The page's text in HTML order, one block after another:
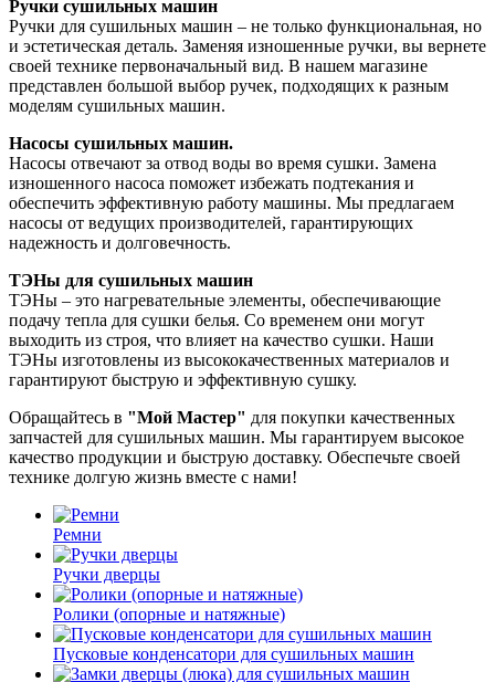
Ручки сушильных машин
Ручки для сушильных машин – не только функциональная, но
и эстетическая деталь. Заменяя изношенные ручки, вы вернете
своей технике первоначальный вид. В нашем магазине
представлен большой выбор ручек, подходящих к разным
моделям сушильных машин.
Насосы сушильных машин.
Насосы отвечают за отвод воды во время сушки. Замена
изношенного насоса поможет избежать подтекания и
обеспечить эффективную работу машины. Мы предлагаем
насосы от ведущих производителей, гарантирующих
надежность и долговечность.
ТЭНы для сушильных машин
ТЭНы – это нагревательные элементы, обеспечивающие
подачу тепла для сушки белья. Со временем они могут
выходить из строя, что влияет на качество сушки. Наши
ТЭНы изготовлены из высококачественных материалов и
гарантируют быструю и эффективную сушку.
Обращайтесь в "Мой Мастер" для покупки качественных
запчастей для сушильных машин. Мы гарантируем высокое
качество продукции и быструю доставку. Обеспечьте своей
технике долгую жизнь вместе с нами!
Ремни
Ручки дверцы
Ролики (опорные и натяжные)
Пусковые конденсатори для сушильных машин